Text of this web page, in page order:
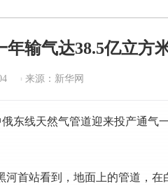
输气达38.5亿立方
来源：新华网
东线天然气管道迎来投产通气
首站看到，地面上的管道，在